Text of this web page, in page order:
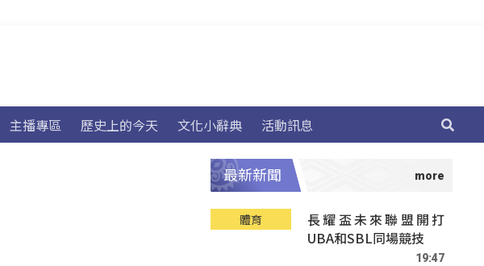
主播專區 歷史上的今天 文化小辭典 活動訊息
最新新聞
體育
長耀盃未來聯盟開打
UBA和SBL同場競技
19:47